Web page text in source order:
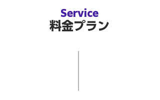
Service
料金プラン